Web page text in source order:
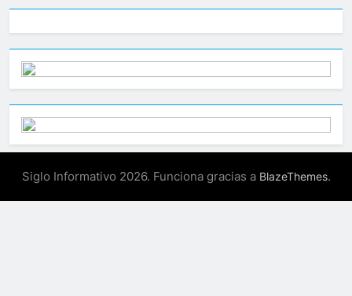
Siglo Informativo 2026. Funciona gracias a BlazeThemes.